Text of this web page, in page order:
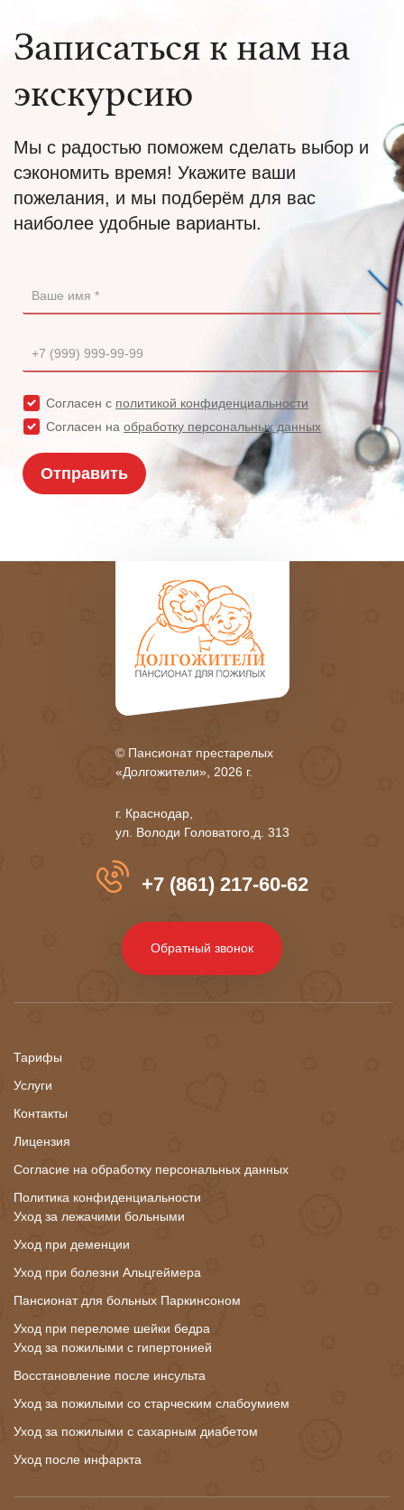
Записаться к нам на
экскурсию
Мы с радостью поможем сделать выбор и
сэкономить время! Укажите ваши
пожелания, и мы подберём для вас
наиболее удобные варианты.
© Пансионат престарелых
«Долгожители», 2026 г.
г. Краснодар,
ул. Володи Головатого,д. 313
+7 (861) 217-60-62
Обратный звонок
Тарифы
Услуги
Контакты
Лицензия
Согласие на обработку персональных данных
Политика конфиденциальности
Уход за лежачими больными
Уход при деменции
Уход при болезни Альцгеймера
Пансионат для больных Паркинсоном
Уход при переломе шейки бедра
Уход за пожилыми с гипертонией
Восстановление после инсульта
Уход за пожилыми со старческим слабоумием
Уход за пожилыми с сахарным диабетом
Уход после инфаркта